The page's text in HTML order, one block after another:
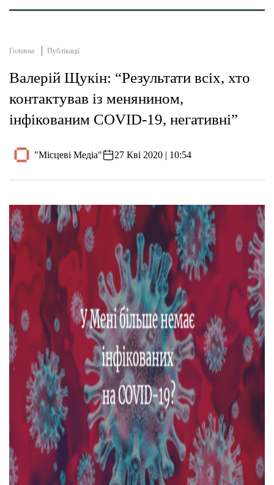
Головна Публікації
Валерій Щукін: “Результати всіх, хто
контактував із менянином,
інфікованим COVID-19, негативні”
"Місцеві Медіа" 27 Кві 2020 | 10:54